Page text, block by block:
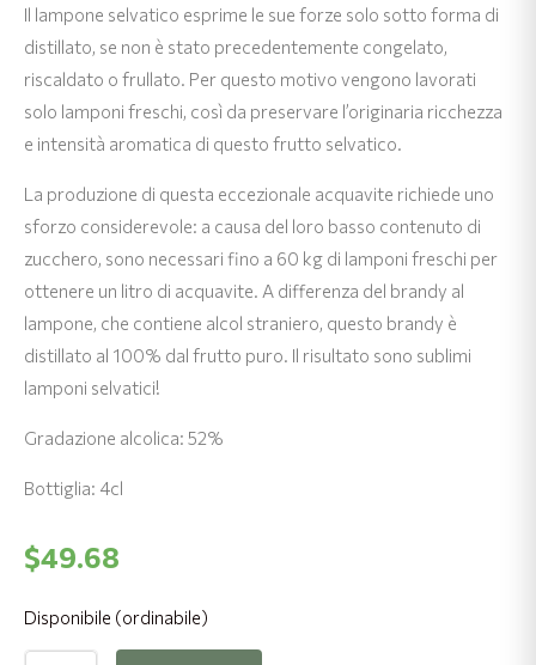
Il lampone selvatico esprime le sue forze solo sotto forma di
distillato, se non è stato precedentemente congelato,
riscaldato o frullato. Per questo motivo vengono lavorati
solo lamponi freschi, così da preservare l’originaria ricchezza
e intensità aromatica di questo frutto selvatico.
La produzione di questa eccezionale acquavite richiede uno
sforzo considerevole: a causa del loro basso contenuto di
zucchero, sono necessari fino a 60 kg di lamponi freschi per
ottenere un litro di acquavite. A differenza del brandy al
lampone, che contiene alcol straniero, questo brandy è
distillato al 100% dal frutto puro. Il risultato sono sublimi
lamponi selvatici!
Gradazione alcolica: 52%
Bottiglia: 4cl
$49.68
Disponibile (ordinabile)